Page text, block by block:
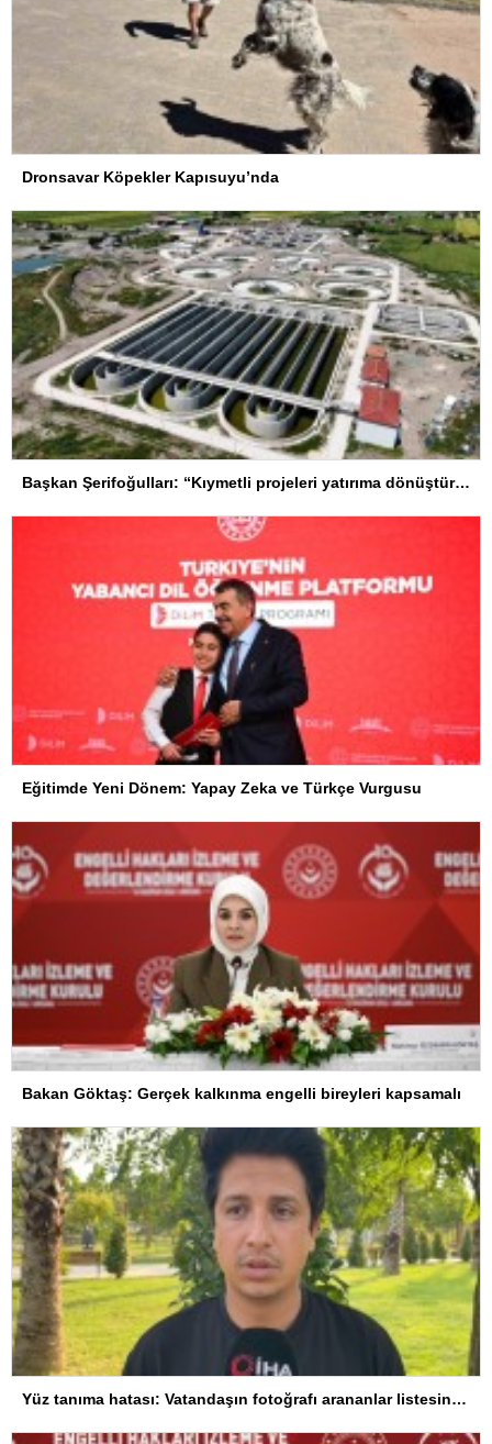
Dronsavar Köpekler Kapısuyu’nda
Başkan Şerifoğulları: “Kıymetli projeleri yatırıma dönüştürdük”
Eğitimde Yeni Dönem: Yapay Zeka ve Türkçe Vurgusu
Bakan Göktaş: Gerçek kalkınma engelli bireyleri kapsamalı
Yüz tanıma hatası: Vatandaşın fotoğrafı arananlar listesine eklendi